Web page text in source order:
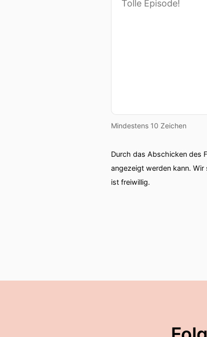
Mindestens 10 Zeichen
Durch das Abschicken des
angezeigt werden kann.
ist freiwillig.